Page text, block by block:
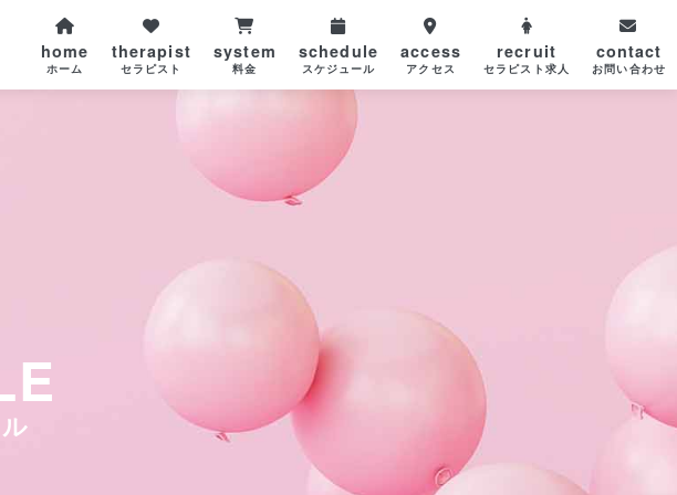
home
ホーム
therapist
セラピスト
system
料金
schedule
スケジュール
access
アクセス
recruit
セラピスト求人
contact
お問い合わせ